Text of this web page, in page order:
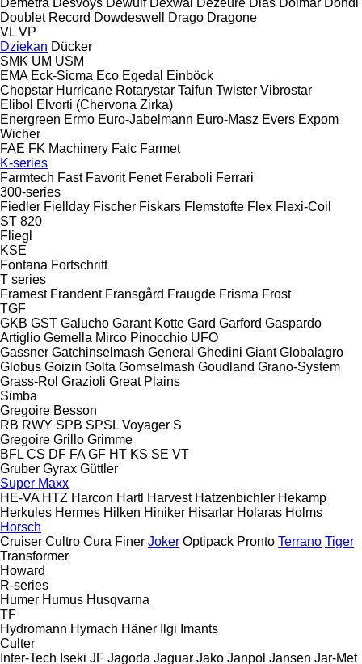
Doublet Record Dowdeswell Drago Dragone
VL VP
Dziekan Dücker
SMK UM USM
EMA Eck-Sicma Eco Egedal
Einböck
Chopstar Hurricane Rotarystar Taifun Twister Vibrostar
Elibol Elvorti (Chervona Zirka)
Energreen Ermo Euro-Jabelmann Euro-Masz Evers Expom
Wicher
FAE FK Machinery Falc Farmet
K-series
Farmtech Fast Favorit Fenet Feraboli Ferrari
300-series
Fiedler Fiellday Fischer Fiskars Flemstofte Flex Flexi-Coil
ST 820
Fliegl
KSE
Fontana Fortschritt
T series
Framest Frandent Fransgård Fraugde Frisma Frost
TGF
GKB GST Galucho Garant Kotte Gard Garford Gaspardo
Artiglio Gemella Mirco Pinocchio UFO
Gassner Gatchinselmash General Ghedini Giant Globalagro
Globus Goizin Golta Gomselmash Goudland Grano-System
Grass-Rol Grazioli Great Plains
Simba
Gregoire Besson
RB RWY SPB SPSL Voyager S
Gregoire Grillo Grimme
BFL CS DF FA GF HT KS SE VT
Gruber Gyrax Güttler
Super Maxx
HE-VA HTZ Harcon Hartl Harvest Hatzenbichler Hekamp
Herkules Hermes Hilken Hiniker Hisarlar Holaras Holms
Horsch
Cruiser Cultro Cura Finer Joker Optipack Pronto Terrano Tiger
Transformer
Howard
R-series
Humer Humus Husqvarna
TF
Hydromann Hymach Häner Ilgi Imants
Culter
Inter-Tech Iseki JF Jagoda Jaguar Jako Janpol Jansen Jar-Met